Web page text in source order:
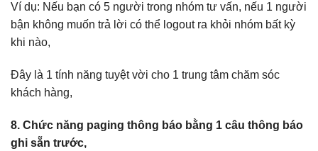
Ví dụ: Nếu bạn có 5 người trong nhóm tư vấn, nếu 1 người
bận không muốn trả lời có thể logout ra khỏi nhóm bất kỳ
khi nào,
Đây là 1 tính năng tuyệt vời cho 1 trung tâm chăm sóc
khách hàng,
8. Chức năng paging thông báo bằng 1 câu thông báo
ghi sẵn trước,